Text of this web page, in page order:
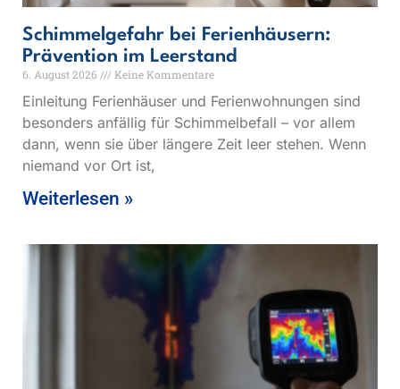
Schimmelgefahr bei Ferienhäusern:
Prävention im Leerstand
6. August 2026 Keine Kommentare
Einleitung Ferienhäuser und Ferienwohnungen sind
besonders anfällig für Schimmelbefall – vor allem
dann, wenn sie über längere Zeit leer stehen. Wenn
niemand vor Ort ist,
Weiterlesen »